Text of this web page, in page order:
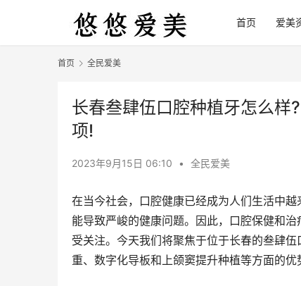
首页 爱美
首页 全民爱美
长春叁肆伍口腔种植牙怎么
项!
2023年9月15日 06:10 • 全民爱美
在当今社会，口腔健康已经成为人们生活中
能导致严峻的健康问题。因此，口腔保健和
受关注。今天我们将聚焦于位于长春的叁肆
重、数字化导板和上颌窦提升种植等方面的